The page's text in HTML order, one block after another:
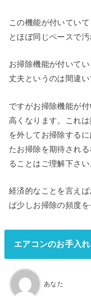
この機能が付いてい
とほぼ同じペースで汚
お掃除機能が付いて
丈夫というのは間違い
ですがお掃除機能が
高くなります。これ
を外してお掃除する
たお掃除を期待され
ることはご理解下さい
経済的なことを言え
ば少しお掃除の頻度
エアコンのお手入
あなた